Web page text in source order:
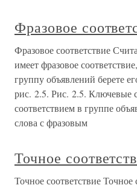
Фразовое
Фразовое соответствие
имеет фразовое
группу объявлений берете
рис. 2.5. Рис. 2.5. Ключевые
соответствием в группе
слова с фразовым
Точное
Точное соответствие Точное